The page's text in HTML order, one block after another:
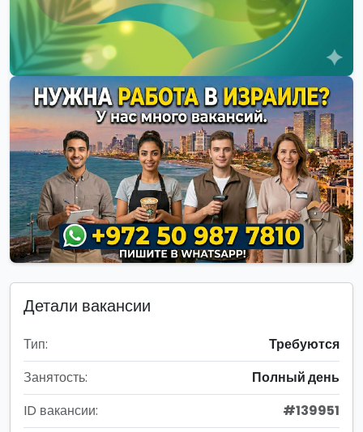
Детали вакансии
Тип:
Требуются
Занятость:
Полный день
ID вакансии:
#139951